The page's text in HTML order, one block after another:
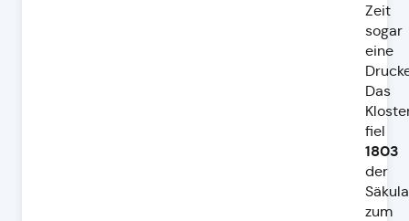
Zeit
sogar
eine
Das
fiel
1803
der
zum